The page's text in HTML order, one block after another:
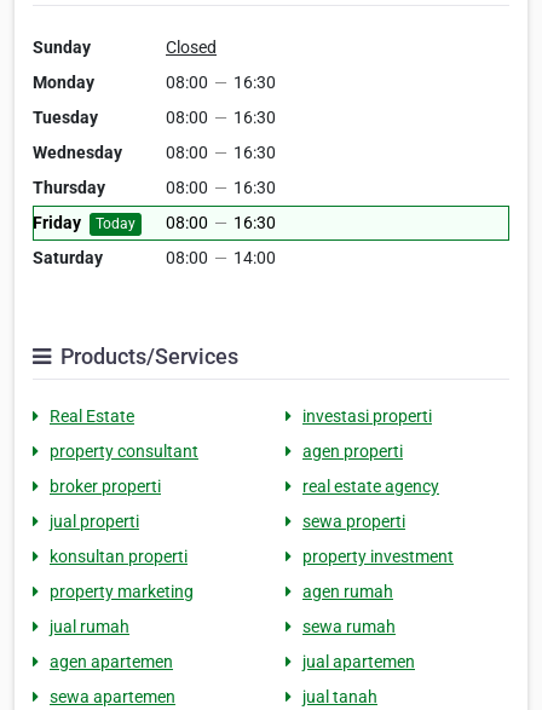
Sunday
Closed
Monday
08:00 — 16:30
Tuesday
08:00 — 16:30
Wednesday
08:00 — 16:30
Thursday
08:00 — 16:30
Friday
Today 08:00 — 16:30
Saturday
08:00 — 14:00
Products/Services
Real Estate
investasi properti
property consultant
agen properti
broker properti
real estate agency
jual properti
sewa properti
konsultan properti
property investment
property marketing
agen rumah
jual rumah
sewa rumah
agen apartemen
jual apartemen
sewa apartemen
jual tanah